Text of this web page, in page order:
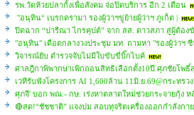
รพ.วัดห้วยปลากั้งเพื่อสังคม จ่อปิดบริการ อีก 2 เดือน
"อนุทิน“ เบรกดรามา รองผู้ว่าฯขู่ย้ายผู้ว่าฯ ภูเก็ต |
ปิดฉาก “ปารีณา ไกรคุปต์” จาก สส. ดาวสภา สู่ผู้ต้อง
"อนุทิน" เดือดกลางวงประชุม มท. ถามหา "รองผู้ว่าฯ
วิจารณ์ยับ ตำรวจจับไม่มีใบขับขี่บิ๊กไบค์
ศาลฎีกาพิพากษาเพิกถอนสิทธิเลือกตั้ง10ปี ศุภชัยโพธิ์
เวทีรับฟังโครงการ AI 1,600ล้าน 11มิ.ย.69@กระทรว
ศุภจี' บอก พณ.- กษ. เร่งหาตลาดใหม่ช่วยกระจายกุ้ง ห
🔴สด!“ชัชชาติ” แจงปม สอบทุจริตเครื่องออกกำลังกา